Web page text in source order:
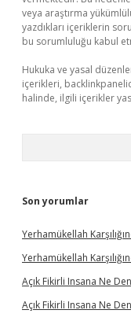
veya araştırma
yazdıkları içeriklerin
bu sorumluluğu kabul
Hukuka ve yasal
içerikleri,
halinde, ilgili içerikler
Son yorumlar
Yerhamükellah
Yerhamükellah
Açık Fikirli Insana Ne
Açık Fikirli Insana Ne